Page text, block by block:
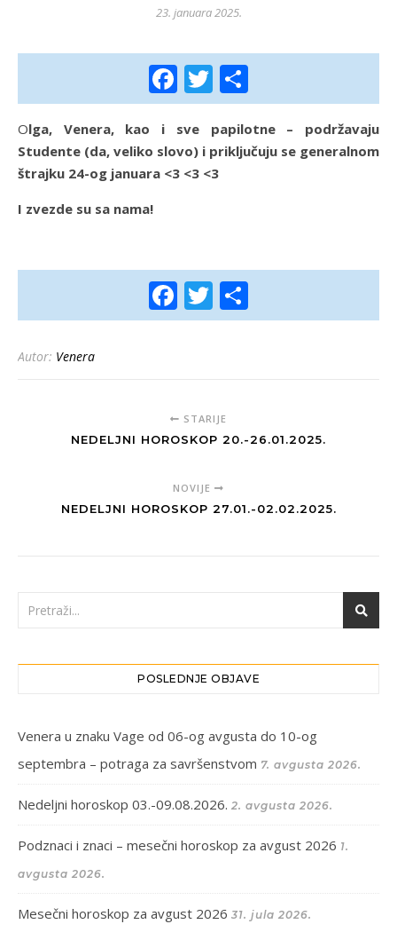
23. januara 2025.
Facebook
Twitter
Olga, Venera, kao i sve papilotne – podržavaju
Studente (da, veliko slovo) i priključuju se generalnom
štrajku 24-og januara <3 <3 <3
I zvezde su sa nama!
Facebook
Twitter
Autor: Venera
STARIJE
NEDELJNI HOROSKOP 20.-26.01.2025.
NOVIJE
NEDELJNI HOROSKOP 27.01.-02.02.2025.
POSLEDNJE OBJAVE
Venera u znaku Vage od 06-og avgusta do 10-og
septembra – potraga za savršenstvom 7. avgusta 2026.
Nedeljni horoskop 03.-09.08.2026. 2. avgusta 2026.
Podznaci i znaci – mesečni horoskop za avgust 2026 1.
avgusta 2026.
Mesečni horoskop za avgust 2026 31. jula 2026.